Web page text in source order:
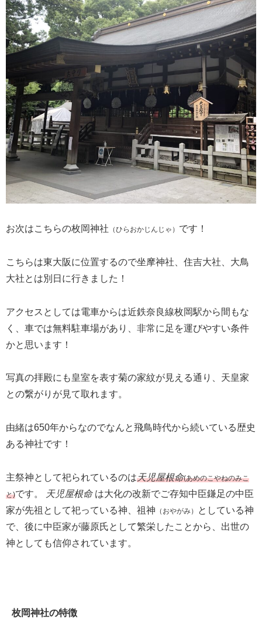
お次はこちらの枚岡神社 （ひらおかじんじゃ） です！
こちらは東大阪に位置するので坐摩神社、住吉大社、大鳥
大社とは別日に行きました！
アクセスとしては電車からは近鉄奈良線枚岡駅から間もな
く、車では無料駐車場があり、非常に足を運びやすい条件
かと思います！
写真の拝殿にも皇室を表す菊の家紋が見える通り、天皇家
との繋がりが見て取れます。
由緒は650年からなのでなんと飛鳥時代から続いている歴史
ある神社です！
主祭神として祀られているのは天児屋根命(あめのこやねのみこ
と)です。 天児屋根命は大化の改新でご存知中臣鎌足の中臣
家が先祖として祀っている神、祖神 （おやがみ）
としている神
で、後に中臣家が藤原氏として繁栄したことから、出世の
神としても信仰されています。
枚岡神社の特徴